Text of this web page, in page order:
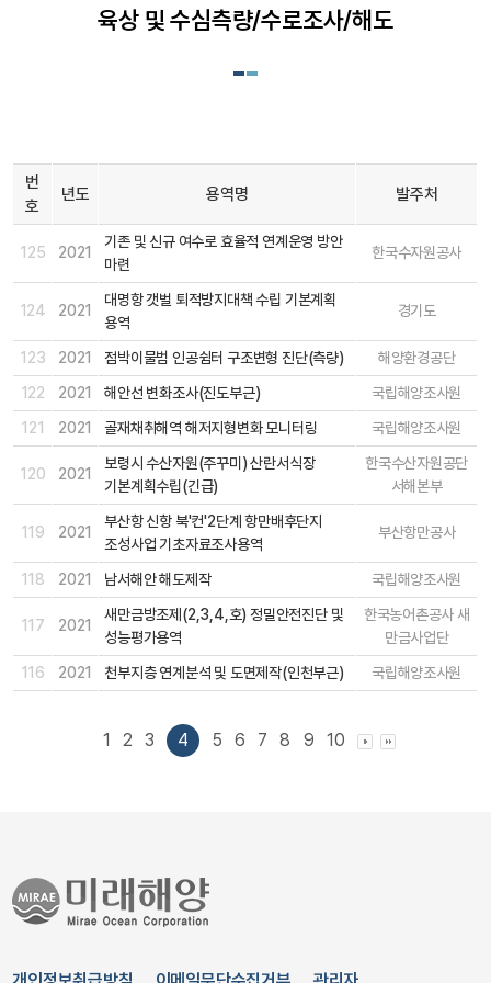
육상 및 수심측량/수로조사/해도
번
호
년도 용역명 발주처
125 2021
기존 및 신규 여수로 효율적 연계운영 방안
마련
한국수자원공사
124 2021
대명항 갯벌 퇴적방지대책 수립 기본계획
용역
경기도
123 2021 점박이물범 인공쉼터 구조변형 진단(측량)
해양환경공단
122
2021 해안선 변화조사(진도부근)
국립해양조사원
121
2021 골재채취해역 해저지형변화 모니터링 국립해양조사원
120 2021
보령시 수산자원(주꾸미) 산란서식장
기본계획수립(긴급)
한국수산자원공단
서해본부
119 2021
부산항 신항 북'컨'2단계 항만배후단지
조성사업 기초자료조사용역
부산항만공사
118 2021 남서해안 해도제작 국립해양조사원
117 2021
새만금방조제(2,3,4,호) 정밀안전진단 및
성능평가용역
한국농어촌공사 새
만금사업단
116
2021 천부지층 연계분석 및 도면제작(인천부근) 국립해양조사원
1 2 3 4 5 6 7 8 9 10